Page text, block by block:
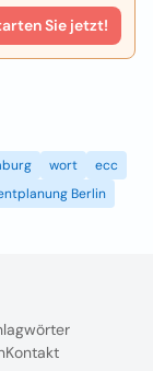
Sie jetzt!
wort
ecc
Berlin
Kontakt